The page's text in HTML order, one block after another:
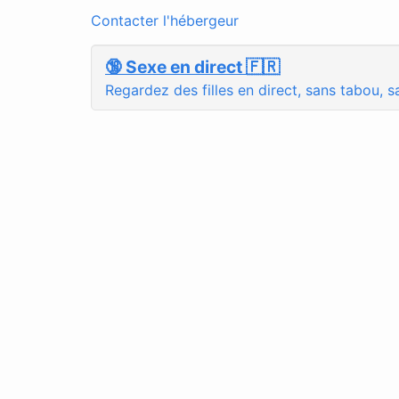
Contacter l'hébergeur
🔞 Sexe en direct 🇫🇷
Regardez des filles en direct, sans tabou,